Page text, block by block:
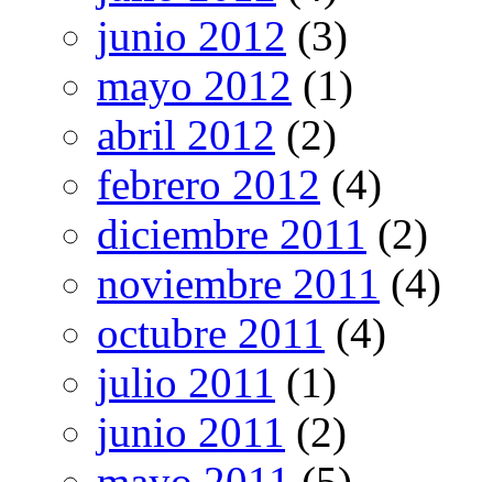
junio 2012 (3)
mayo 2012 (1)
abril 2012 (2)
febrero 2012 (4)
diciembre 2011 (2)
noviembre 2011 (4)
octubre 2011 (4)
julio 2011 (1)
junio 2011 (2)